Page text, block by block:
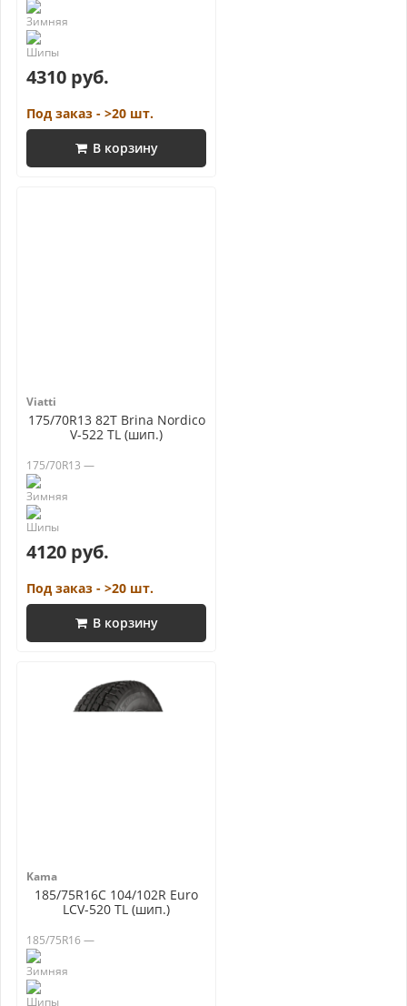
4310 руб.
Под заказ - >20 шт.
В корзину
Viatti
175/70R13 82T Brina Nordico
V-522 TL (шип.)
175/70R13 —
4120 руб.
Под заказ - >20 шт.
В корзину
Kama
185/75R16C 104/102R Euro
LCV-520 TL (шип.)
185/75R16 —